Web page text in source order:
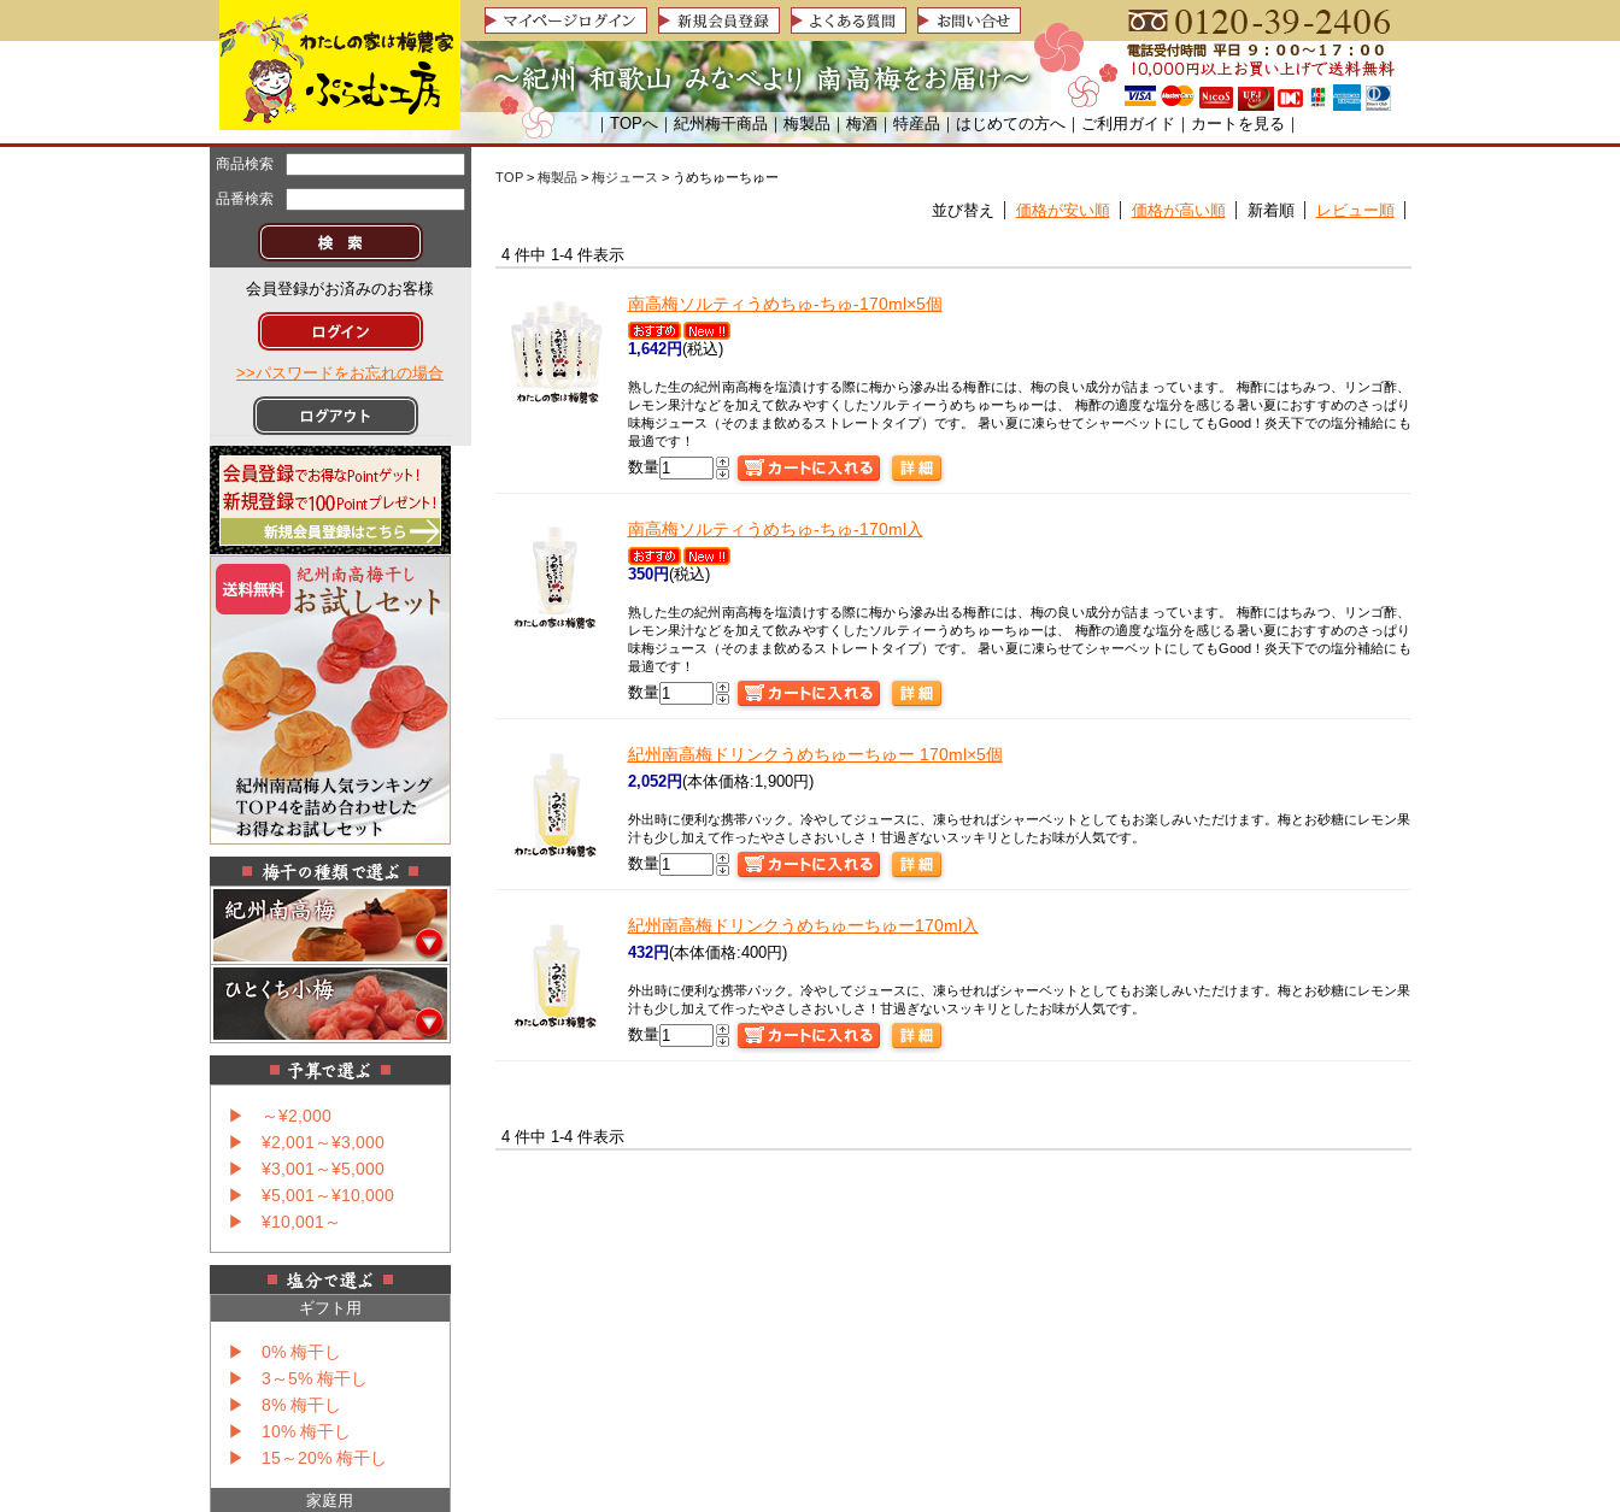
｜TOPへ｜紀州梅干商品 ｜梅製品｜ 梅酒｜ 特産品｜ はじめての方へ ｜ ご利用ガイド ｜ カートを見る ｜
商品検索
品番検索
会員登録がお済みのお客様
>>パスワードをお忘れの場合
▶ ～¥2,000
▶ ¥2,001～¥3,000
▶ ¥3,001～¥5,000
▶ ¥5,001～¥10,000
▶ ¥10,001～
ギフト用
▶ 0% 梅干し
▶ 3～5% 梅干し
▶ 8% 梅干し
▶ 10% 梅干し
▶ 15～20% 梅干し
家庭用
TOP> 梅製品> 梅ジュース > うめちゅーちゅー
並び替え 価格が安い順 価格が高い順 新着順 レビュー順
4 件中 1-4 件表示
南高梅ソルティうめちゅ-ちゅ-170ml×5個
1,642円(税込)
熟した生の紀州南高梅を塩漬けする際に梅から滲み出る梅酢には、梅の良い成分が詰まっています。 梅酢にはちみつ、リンゴ酢、
レモン果汁などを加えて飲みやすくしたソルティーうめちゅーちゅーは、 梅酢の適度な塩分を感じる暑い夏におすすめのさっぱり
味梅ジュース（そのまま飲めるストレートタイプ）です。 暑い夏に凍らせてシャーベットにしてもGood！炎天下での塩分補給にも
最適です！
数量
南高梅ソルティうめちゅ-ちゅ-170ml入
350円(税込)
熟した生の紀州南高梅を塩漬けする際に梅から滲み出る梅酢には、梅の良い成分が詰まっています。 梅酢にはちみつ、リンゴ酢、
レモン果汁などを加えて飲みやすくしたソルティーうめちゅーちゅーは、 梅酢の適度な塩分を感じる暑い夏におすすめのさっぱり
味梅ジュース（そのまま飲めるストレートタイプ）です。 暑い夏に凍らせてシャーベットにしてもGood！炎天下での塩分補給にも
最適です！
数量
紀州南高梅ドリンク うめちゅーちゅー 170ml×5個
2,052円(本体価格:1,900円)
外出時に便利な携帯パック。冷やしてジュースに、凍らせればシャーベットとしてもお楽しみいただけます。梅とお砂糖にレモン果
汁も少し加えて作ったやさしさおいしさ！甘過ぎないスッキリとしたお味が人気です。
数量
紀州南高梅ドリンク うめちゅーちゅー170ml入
432円(本体価格:400円)
外出時に便利な携帯パック。冷やしてジュースに、凍らせればシャーベットとしてもお楽しみいただけます。梅とお砂糖にレモン果
汁も少し加えて作ったやさしさおいしさ！甘過ぎないスッキリとしたお味が人気です。
数量
4 件中 1-4 件表示